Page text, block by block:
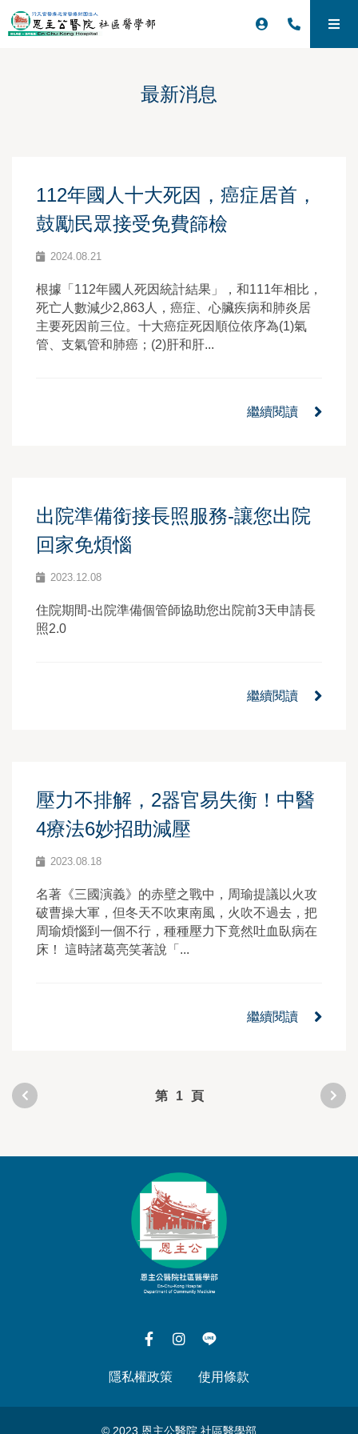
最新消息
112年國人十大死因，癌症居首，
鼓勵民眾接受免費篩檢
2024.08.21
根據「112年國人死因統計結果」，和111年相比，
死亡人數減少2,863人，癌症、心臟疾病和肺炎居
主要死因前三位。十大癌症死因順位依序為(1)氣
管、支氣管和肺癌；(2)肝和肝...
繼續閱讀
出院準備銜接長照服務-讓您出院
回家免煩惱
2023.12.08
住院期間-出院準備個管師協助您出院前3天申請長
照2.0
繼續閱讀
壓力不排解，2器官易失衡！中醫
4療法6妙招助減壓
2023.08.18
名著《三國演義》的赤壁之戰中，周瑜提議以火攻
破曹操大軍，但冬天不吹東南風，火吹不過去，把
周瑜煩惱到一個不行，種種壓力下竟然吐血臥病在
床！ 這時諸葛亮笑著說「...
繼續閱讀
第 1 頁
隱私權政策 使用條款
© 2023 恩主公醫院 社區醫學部